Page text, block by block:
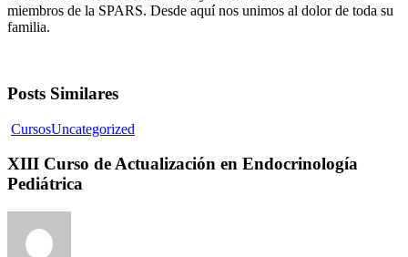
miembros de la SPARS. Desde aquí nos unimos al dolor de toda su
familia.
Posts Similares
CursosUncategorized
XIII Curso de Actualización en Endocrinología
Pediátrica